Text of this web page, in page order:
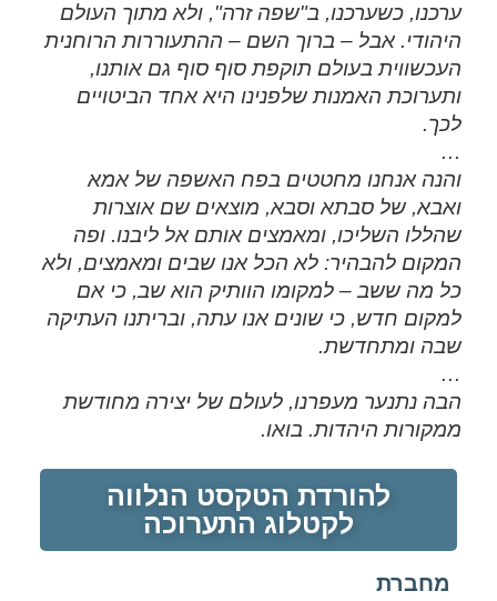
ערכנו, כשערכנו, ב"שפה זרה", ולא מתוך העולם
היהודי. אבל – ברוך השם – ההתעוררות הרוחנית
העכשווית בעולם תוקפת סוף סוף גם אותנו,
ותערוכת האמנות שלפנינו היא אחד הביטויים
לכך.
…
והנה אנחנו מחטטים בפח האשפה של אמא
ואבא, של סבתא וסבא, מוצאים שם אוצרות
שהללו השליכו, ומאמצים אותם אל ליבנו. ופה
המקום להבהיר: לא הכל אנו שבים ומאמצים, ולא
כל מה ששב – למקומו הוותיק הוא שב, כי אם
למקום חדש, כי שונים אנו עתה, ובריתנו העתיקה
שבה ומתחדשת.
…
הבה נתנער מעפרנו, לעולם של יצירה מחודשת
ממקורות היהדות. בואו.
להורדת הטקסט הנלווה
לקטלוג התערוכה
מחברת